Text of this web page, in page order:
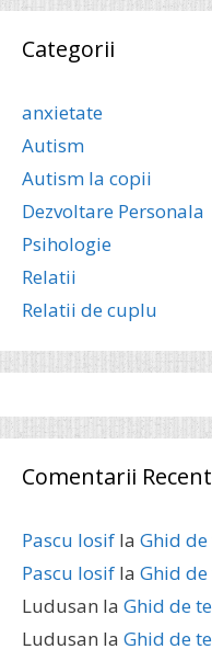
Categorii
anxietate
Autism
Autism la copii
Dezvoltare Personala
Psihologie
Relatii
Relatii de cuplu
Comentarii
Pascu Iosif la Ghid
Pascu Iosif la Ghid
Ludusan la Ghid de
Ludusan la Ghid de